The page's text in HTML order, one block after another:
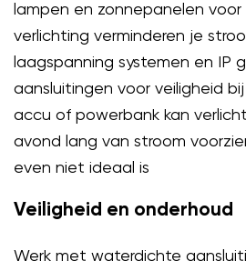
lampen en zonnepanelen
verlichting verminderen je
laagspanning systemen en IP
aansluitingen voor veiligheid
accu of powerbank kan
avond lang van stroom
even niet ideaal is
Veiligheid en onderhoud
Werk met waterdichte